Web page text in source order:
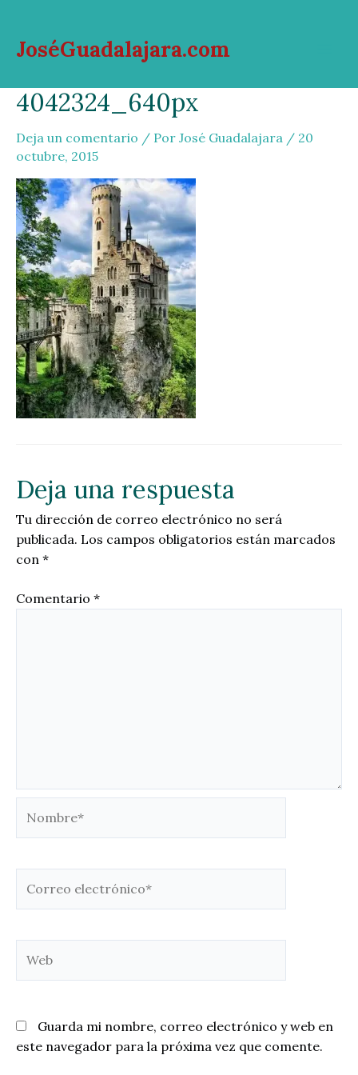
contenido
JoséGuadalajara.com
4042324_640px
Deja un comentario / Por José Guadalajara / 20
octubre, 2015
Deja una respuesta
Tu dirección de correo electrónico no será
publicada. Los campos obligatorios están marcados
con *
Comentario *
electrónico*
Guarda mi nombre, correo electrónico y web en
este navegador para la próxima vez que comente.